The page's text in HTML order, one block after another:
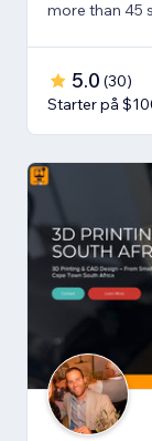
more than 45
5.0 (30)
Starter på